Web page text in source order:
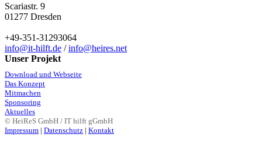
Scariastr. 9
01277 Dresden
+49-351-31293064
info@it-hilft.de /info@heires.net
Unser Projekt
Download und Webseite
Das Konzept
Mitmachen
Sponsoring
Aktuelles
© HeiReS GmbH / IT hilft gGmbH
Impressum | Datenschutz | Kontakt